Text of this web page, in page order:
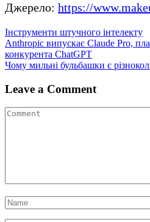
Джерело: https://
Інструменти штучного інтелекту
Навігація
записів
Anthropic випускає Claude Pro,
конкурента ChatGPT
Чому мильні бульбашки є
Leave a Comment